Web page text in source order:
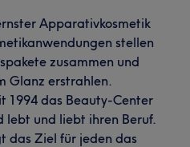
Apparativkosmetik
stellen
zusammen und
Glanz erstrahlen.
1994 das Beauty-Center
lebt und liebt ihren Beruf.
das Ziel für jeden das